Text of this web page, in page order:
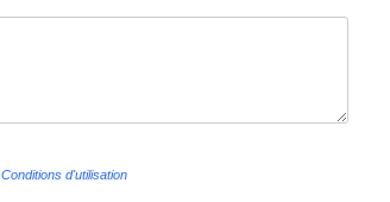
Conditions d'utilisation